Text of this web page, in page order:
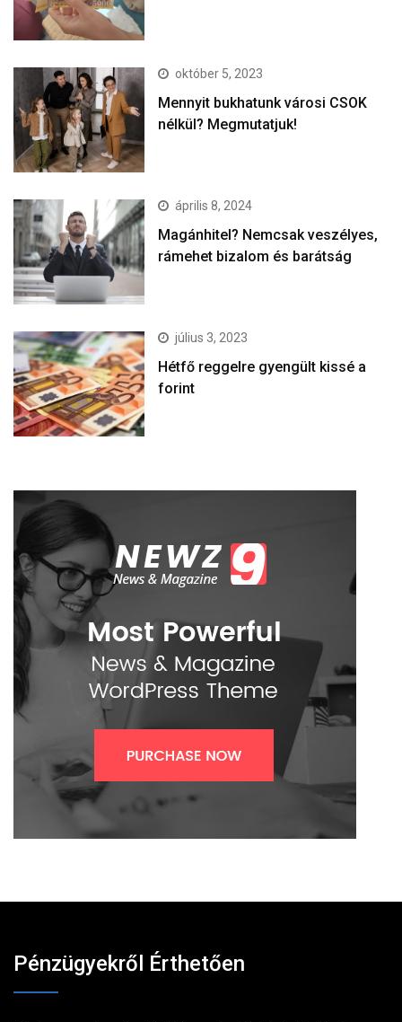
október 5, 2023
Mennyit bukhatunk városi CSOK
nélkül? Megmutatjuk!
április 8, 2024
Magánhitel? Nemcsak veszélyes,
rámehet bizalom és barátság
július 3, 2023
Hétfő reggelre gyengült kissé a
forint
Pénzügyekről Érthetően